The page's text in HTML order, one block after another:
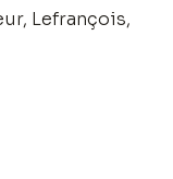
Lefrançois,